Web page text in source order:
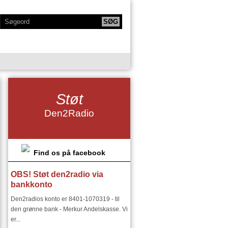
NY SERIE - BODYTALK
NY SERIE OM HAFNIA
KLANGKAMMERET
DEN2RADIO - SNART 18 ÅR
I ØSTEUROPA I 1900 TALLET
Støt
Den2Radio
Find os på facebook
OBS! Støt den2radio via
bankkonto
Den2radios konto er 8401-1070319 - til
den grønne bank - Merkur Andelskasse. Vi
er...